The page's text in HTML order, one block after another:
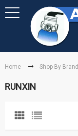
Home Shop By Brand
RUNXIN